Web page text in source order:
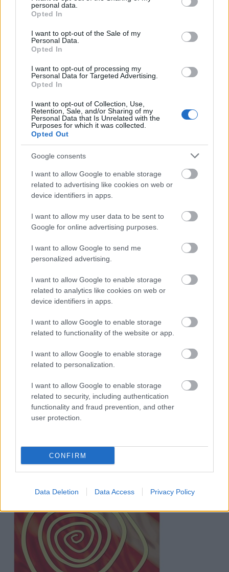
grant or deny consent to Google and its third-party tags to
use your data for below specified purposes in below Google
consent section.
personal data.
Opted In
I want to opt-out of the Sale of my
Personal Data.
Opted In
I want to opt-out of processing my
Personal Data for Targeted Advertising.
Opted In
I want to opt-out of Collection, Use,
Retention, Sale, and/or Sharing of my
Personal Data that Is Unrelated with the
Purposes for which it was collected.
Opted Out
Google consents
I want to allow Google to enable storage
related to advertising like cookies on web or
device identifiers in apps.
I want to allow my user data to be sent to
Google for online advertising purposes.
I want to allow Google to send me
personalized advertising.
I want to allow Google to enable storage
related to analytics like cookies on web or
device identifiers in apps.
I want to allow Google to enable storage
related to functionality of the website or app.
I want to allow Google to enable storage
related to personalization.
I want to allow Google to enable storage
related to security, including authentication
functionality and fraud prevention, and other
user protection.
CONFIRM
Data Deletion Data Access Privacy Policy
Kimolos Experience Festival